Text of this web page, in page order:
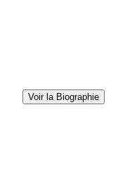
Voir la Biographie